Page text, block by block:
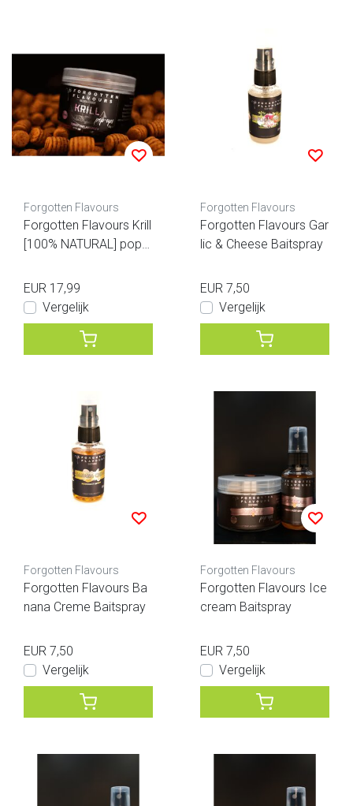
Forgotten Flavours
Forgotten Flavours Krill
[100% NATURAL] pop-u
EUR 17,99
Vergelijk
Forgotten Flavours
Forgotten Flavours Gar
lic & Cheese Baitspray
EUR 7,50
Vergelijk
Forgotten Flavours
Forgotten Flavours Ba
nana Creme Baitspray
EUR 7,50
Vergelijk
Forgotten Flavours
Forgotten Flavours Ice
cream Baitspray
EUR 7,50
Vergelijk